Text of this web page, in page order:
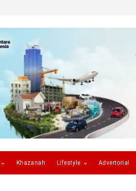
Khazanah Lifestyle Advertorial